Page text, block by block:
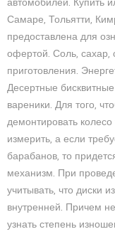
автомобилей. Купить
Самаре, Тольятти,
предоставлена для
офертой. Соль, сахар,
приготовления.
Десертные
вареники. Для того,
демонтировать
измерить, а если
барабанов, то
механизм. При
учитывать, что диски
внутренней. Причем
узнать степень